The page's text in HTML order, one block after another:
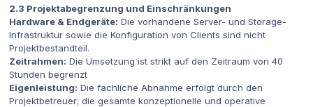
2.3 Projektabegrenzung und Einschränkungen
Hardware & Endgeräte: Die vorhandene Server- und Storage-
Infrastruktur sowie die Konfiguration von Clients sind nicht
Projektbestandteil.
Zeitrahmen: Die Umsetzung ist strikt auf den Zeitraum von 40
Stunden begrenzt
Eigenleistung: Die fachliche Abnahme erfolgt durch den
Projektbetreuer; die gesamte konzeptionelle und operative